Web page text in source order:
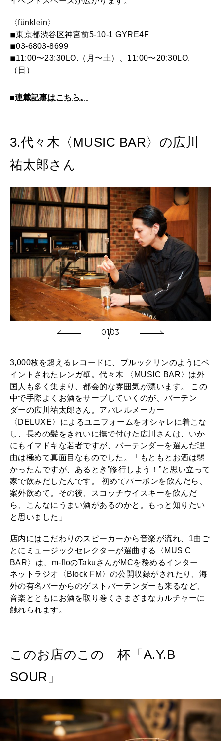
〈fünklein〉
◾︎東京都渋谷区神宮前5-10-1 GYRE4F
◾︎03-6803-8699
◾︎11:00〜23:30LO.（月〜土）、11:00〜20:30LO.
（日）
■連載記事はこちら。
3.代々木〈MUSIC BAR〉の広川
祐太郎さん
0103
3,000枚を超えるレコードに、ブルックリンのようにペ
イントされたレンガ壁。代々木 〈MUSIC BAR〉は外
国人も多く集まり、都会的な雰囲気が漂います。 この
中で手際よくお酒をサーブしていくのが、バーテン
ダーの広川祐太郎さん。アパレルメーカー
〈DELUXE〉によるユニフォームをオシャレに着こな
し、長めの髪をきれいに撫で付けた広川さんは、いか
にもイマドキな若者ですが、バーテンダーを選んだ理
由は極めて真面目なものでした。「もともとお酒は弱
かったんですが、あるとき”修行しよう！”と思い立って
家で飲みだしたんです。 初めてバーボンを飲んだら、
案外飲めて。その後、スコッチウイスキーを飲んだ
ら、こんなにうまい酒があるのかと。もっと知りたい
と思いました」
店内にはこだわりのスピーカーから音楽が流れ、1曲ご
とにミュージックセレクターが選曲する〈MUSIC
BAR〉は、m-floのTakuさんがMCを務めるインター
ネットラジオ〈Block FM〉の公開収録がされたり、海
外の有名バーからのゲストバーテンダーも来るなど、
音楽とともにお酒を取り巻くさまざまなカルチャーに
触れられます。
このお店のこの一杯「A.Y.B
SOUR」